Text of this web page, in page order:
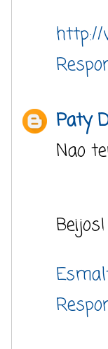
http://
Paty
Nao
Beijos!